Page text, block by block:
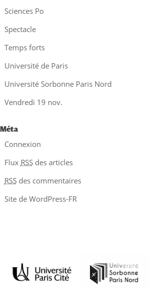
Sciences Po
Spectacle
Temps forts
Université de Paris
Université Sorbonne Paris Nord
Vendredi 19 nov.
Méta
Connexion
Flux RSSdes articles
RSSdes commentaires
Site de WordPress-FR